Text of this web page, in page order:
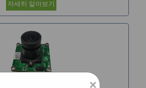
자세히 알아보기